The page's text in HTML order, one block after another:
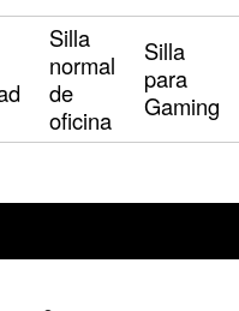
Silla
normal
de
oficina
Silla
para
Gaming